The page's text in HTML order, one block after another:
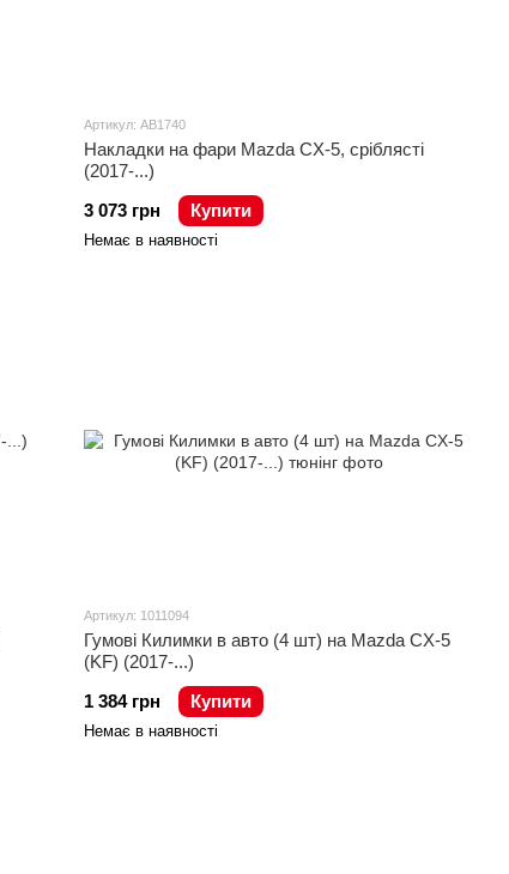
Артикул: AB1740
Накладки на фари Mazda CX-5, сріблясті
(2017-...)
3 073 грн
Купити
Немає в наявності
Артикул: 1011094
Гумові Килимки в авто (4 шт) на Mazda CX-5
(KF) (2017-...)
1 384 грн
Купити
Немає в наявності